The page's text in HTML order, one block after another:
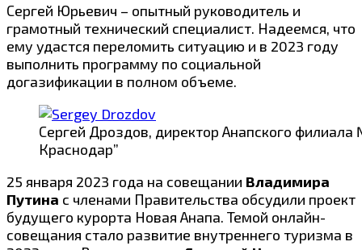
Сергей Юрьевич – опытный руководитель и
грамотный технический специалист. Надеемся, что
ему удастся переломить ситуацию и в 2023 году
выполнить программу по социальной
догазификации в полном объеме.
Сергей Дроздов, директор Анапского
Краснодар”
25 января 2023 года на совещании Владимира
Путина с членами Правительства обсудили проект
будущего курорта Новая Анапа. Темой онлайн-
совещания стало развитие внутреннего туризма в